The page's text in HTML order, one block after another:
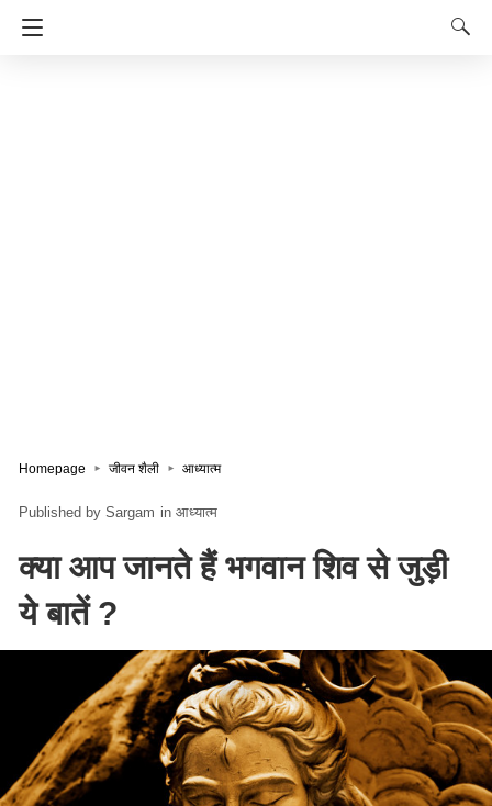
Homepage जीवन शैली आध्यात्म
Sargam in आध्यात्म
क्‍या आप जानते हैं भगवान शिव से जुड़ी
ये बातें ?